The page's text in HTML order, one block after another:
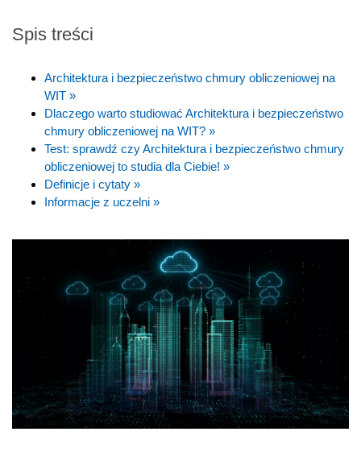
Spis treści
Architektura i bezpieczeństwo chmury obliczeniowej na
WIT »
Dlaczego warto studiować Architektura i bezpieczeństwo
chmury obliczeniowej na WIT? »
Test: sprawdź czy Architektura i bezpieczeństwo chmury
obliczeniowej to studia dla Ciebie! »
Definicje i cytaty »
Informacje z uczelni »